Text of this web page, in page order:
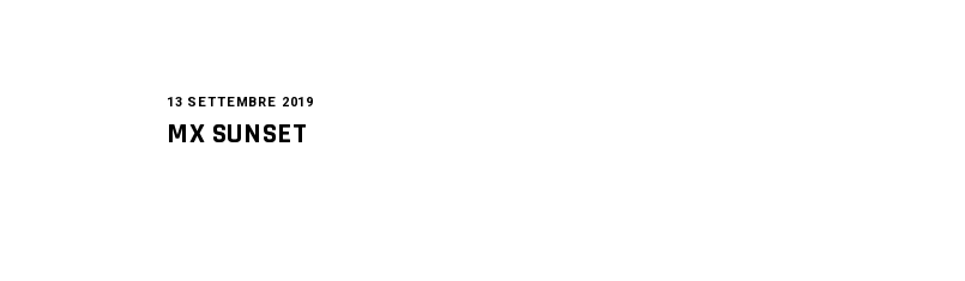
13 SETTEMBRE 2019
MX SUNSET